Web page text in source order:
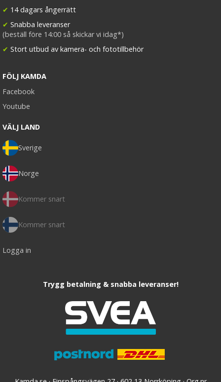
✔ 14 dagars ångerrätt
✔ Snabba leveranser
(beställ före 14:00 så skickar vi idag*)
✔ Stort utbud av kamera- och fototillbehör
FÖLJ KAMDA
Facebook
Youtube
VÄLJ LAND
Sverige
Norge
Kommer snart
Kommer snart
Logga in
Trygg betalning & snabba leveranser!